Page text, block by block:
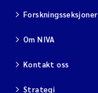
Forskningsseksjoner
Om NIVA
Kontakt oss
Strategi